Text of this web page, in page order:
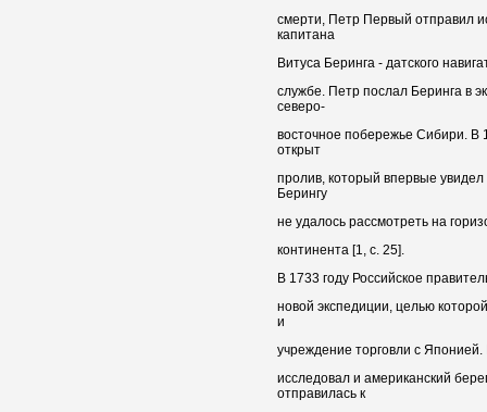
смерти, Петр Первый отправил
капитана
Витуса Беринга - датского
службе. Петр послал Беринга в
северо-
восточное побережье Сибири. В
открыт
пролив, который впервые
Берингу
не удалось рассмотреть на
континента [1, с. 25].
В 1733 году Российское
новой экспедиции, целью
и
учреждение торговли с Японией.
исследовал и американский
отправилась к